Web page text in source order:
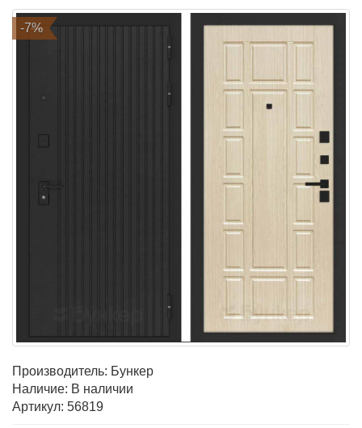
-7%
Производитель: Бункер
Наличие: В наличии
Артикул: 56819